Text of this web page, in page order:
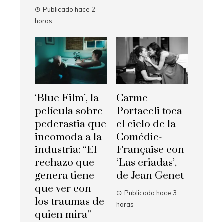
Publicado hace 2
horas
‘Blue Film’, la
película sobre
pederastia que
incomoda a la
industria: “El
rechazo que
genera tiene
que ver con
los traumas de
quien mira”
Carme
Portaceli toca
el cielo de la
Comédie-
Française con
‘Las criadas’,
de Jean Genet
Publicado hace 3
horas